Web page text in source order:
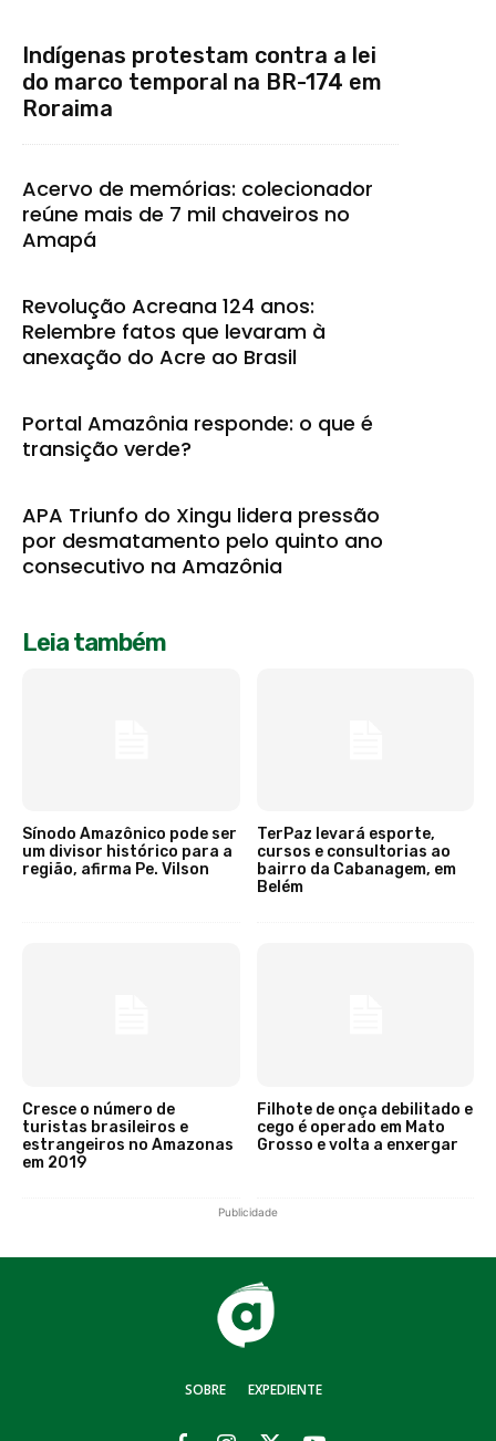
Indígenas protestam contra a lei
do marco temporal na BR-174 em
Roraima
Acervo de memórias: colecionador
reúne mais de 7 mil chaveiros no
Amapá
Revolução Acreana 124 anos:
Relembre fatos que levaram à
anexação do Acre ao Brasil
Portal Amazônia responde: o que é
transição verde?
APA Triunfo do Xingu lidera pressão
por desmatamento pelo quinto ano
consecutivo na Amazônia
Leia também
Sínodo Amazônico pode ser
um divisor histórico para a
região, afirma Pe. Vilson
TerPaz levará esporte,
cursos e consultorias ao
bairro da Cabanagem, em
Belém
Cresce o número de
turistas brasileiros e
estrangeiros no Amazonas
em 2019
Filhote de onça debilitado e
cego é operado em Mato
Grosso e volta a enxergar
Publicidade
SOBRE EXPEDIENTE